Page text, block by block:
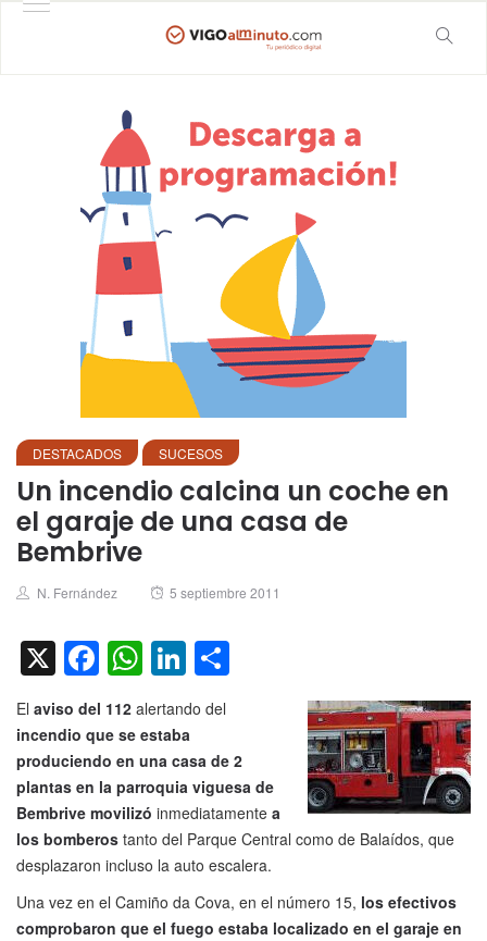
DESTACADOS SUCESOS
Un incendio calcina un coche en
el garaje de una casa de
Bembrive
Author
N. Fernández
Posted
5 septiembre 2011
X Facebook
WhatsApp
LinkedIn
El aviso del 112 alertando del
incendio que se estaba
produciendo en una casa de 2
plantas en la parroquia viguesa de
Bembrive movilizó inmediatamente a
los bomberos tanto del Parque Central como de Balaídos, que
desplazaron incluso la auto escalera.
Una vez en el Camiño da Cova, en el número 15, los efectivos
comprobaron que el fuego estaba localizado en el garaje en